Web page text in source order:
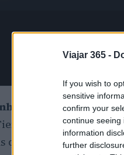
Viajar 365 -
If you wish to
sensitive
confirm your
continue seeing
information
further
no es posible
la reputación de
que tuvo lugar en